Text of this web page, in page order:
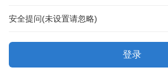
安全提问(未设置请忽略)
登录